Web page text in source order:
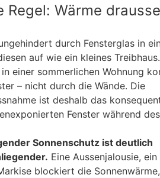
Regel: Wärme
durch Fensterglas in
auf wie ein kleines
einer sommerlichen Wohnung
– nicht durch die Wände. Die
ist deshalb das
Fenster während des
Sonnenschutz ist deutlich
Eine Aussenjalousie, ein
blockiert die